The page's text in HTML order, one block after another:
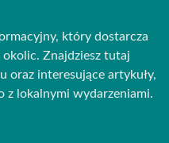
który dostarcza
Znajdziesz tutaj
oraz interesujące artykuły,
z lokalnymi wydarzeniami.